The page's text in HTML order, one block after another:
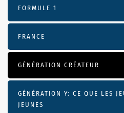
FORMULE 1
FRANCE
GÉNÉRATION CRÉATEUR
GÉNÉRATION Y: CE QUE LES
JEUNES